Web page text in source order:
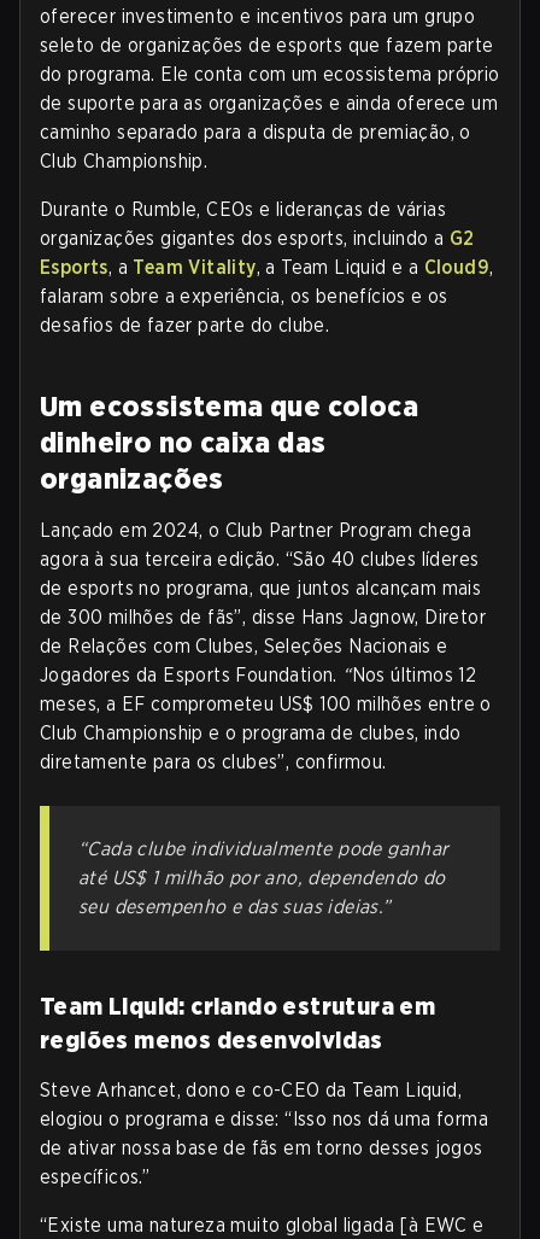
oferecer investimento e incentivos para um grupo
seleto de organizações de esports que fazem parte
do programa. Ele conta com um ecossistema próprio
de suporte para as organizações e ainda oferece um
caminho separado para a disputa de premiação, o
Club Championship.
Durante o Rumble, CEOs e lideranças de várias
organizações gigantes dos esports, incluindo a G2
Esports, a Team Vitality, a Team Liquid e a Cloud9,
falaram sobre a experiência, os benefícios e os
desafios de fazer parte do clube.
Um ecossistema que coloca
dinheiro no caixa das
organizações
Lançado em 2024, o Club Partner Program chega
agora à sua terceira edição. “São 40 clubes líderes
de esports no programa, que juntos alcançam mais
de 300 milhões de fãs”, disse Hans Jagnow, Diretor
de Relações com Clubes, Seleções Nacionais e
Jogadores da Esports Foundation. “Nos últimos 12
meses, a EF comprometeu US$ 100 milhões entre o
Club Championship e o programa de clubes, indo
diretamente para os clubes”, confirmou.
“Cada clube individualmente pode ganhar
até US$ 1 milhão por ano, dependendo do
seu desempenho e das suas ideias.”
Team Liquid: criando estrutura em
regiões menos desenvolvidas
Steve Arhancet, dono e co-CEO da Team Liquid,
elogiou o programa e disse: “Isso nos dá uma forma
de ativar nossa base de fãs em torno desses jogos
específicos.”
“Existe uma natureza muito global ligada [à EWC e